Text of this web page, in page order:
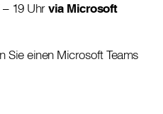
19 Uhrvia Microsoft
Sie einen Microsoft Teams